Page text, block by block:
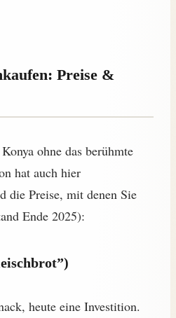
Preise &
ohne das berühmte
hat auch hier
die Preise, mit denen Sie
Ende 2025):
heute eine Investition.